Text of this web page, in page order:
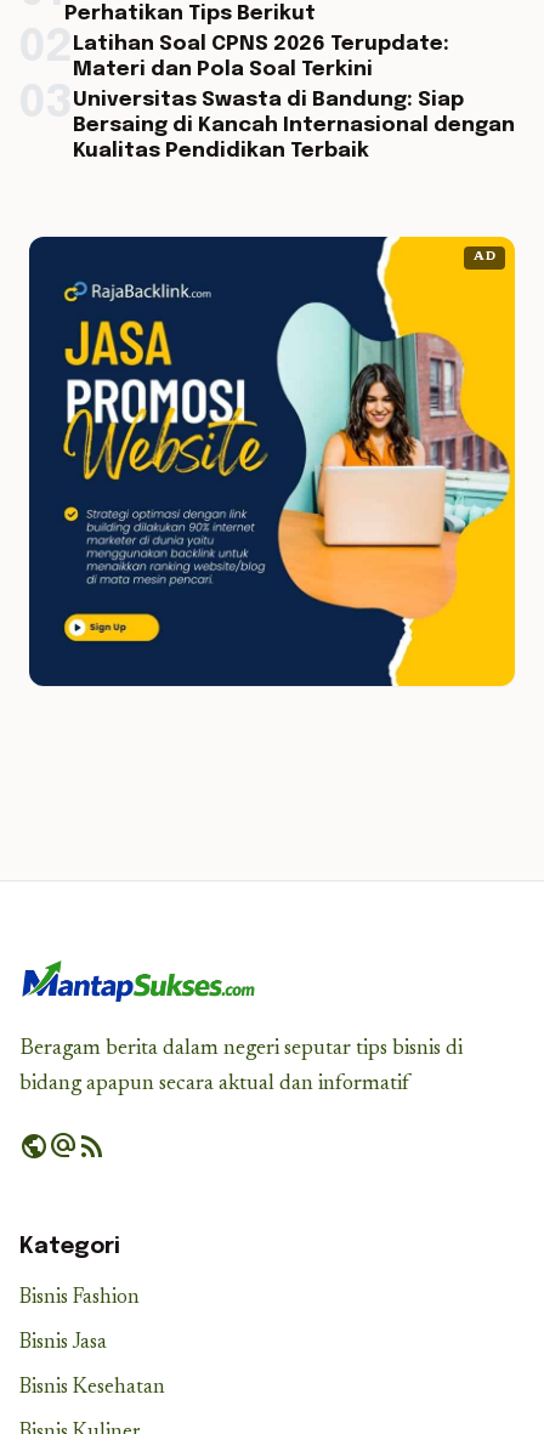
Perhatikan Tips Berikut
Latihan Soal CPNS 2026 Terupdate:
Materi dan Pola Soal Terkini
Universitas Swasta di Bandung: Siap
Bersaing di Kancah Internasional dengan
Kualitas Pendidikan Terbaik
AD
Beragam berita dalam negeri seputar tips bisnis di
bidang apapun secara aktual dan informatif
publicalternate_emailrss_feed
Kategori
Bisnis Fashion
Bisnis Jasa
Bisnis Kesehatan